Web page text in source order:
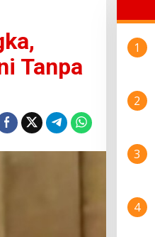
Tanpa
1
2
3
4